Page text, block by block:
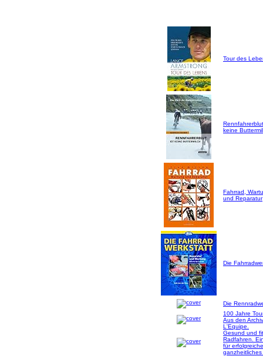
Tour des
keine
Fahrrad,
und Reparatur
Die
Die
100 Jahre
Aus den
L'Equipe.
Gesund und
Radfahren.
für